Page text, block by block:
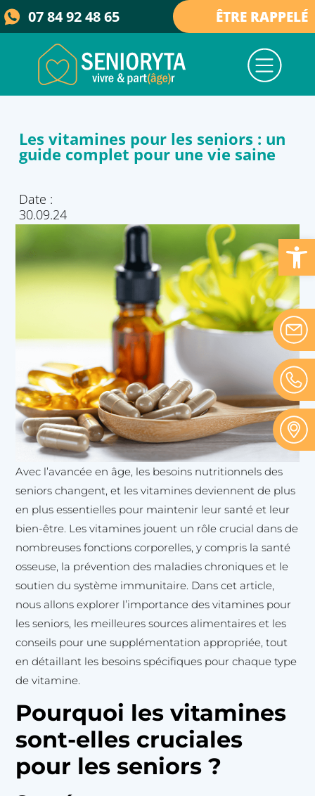
07 84 92 48 65 ÊTRE RAPPELÉ
Les vitamines pour les seniors : un
guide complet pour une vie saine
Date :
30.09.24
Avec l’avancée en âge, les besoins nutritionnels des
seniors changent, et les vitamines deviennent de plus
en plus essentielles pour maintenir leur santé et leur
bien-être. Les vitamines jouent un rôle crucial dans de
nombreuses fonctions corporelles, y compris la santé
osseuse, la prévention des maladies chroniques et le
soutien du système immunitaire. Dans cet article,
nous allons explorer l’importance des vitamines pour
les seniors, les meilleures sources alimentaires et les
conseils pour une supplémentation appropriée, tout
en détaillant les besoins spécifiques pour chaque type
de vitamine.
Pourquoi les vitamines
sont-elles cruciales
pour les seniors ?
Ouvrir la barre d’outils